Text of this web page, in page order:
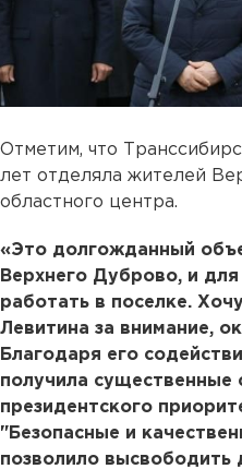
Отметим, что
лет отделяла жителей
областного центра.
«Это долгожданный
Верхнего Дуброво, и
работать в поселке.
Левитина за внимание,
Благодаря его
получила существенные
президентского
"Безопасные и
позволило высвободить